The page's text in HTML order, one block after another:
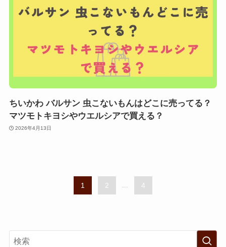
ちいかわ バルサン 虫こないもんはどこに売ってる？
マツモトキヨシやウエルシアで買える？
2026年4月13日
1 2 ... 4